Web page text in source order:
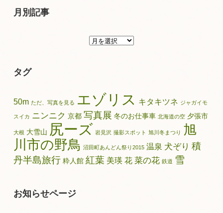
月別記事
月
タグ
50m ただ、写真を見る エゾリス キタキツネ ジャガイモ
スイカ ニンニク 京都 写真展 冬のお仕事車 北海道の空 夕張市
大根 大雪山 尻ーズ 岩見沢 撮影スポット 旭川冬まつり 旭
川市の野鳥 沼田町あんどん祭り2015 温泉 犬ぞり 積
丹半島旅行 粋人館 紅葉 美瑛 花 菜の花 鉄道 雪
お知らせページ